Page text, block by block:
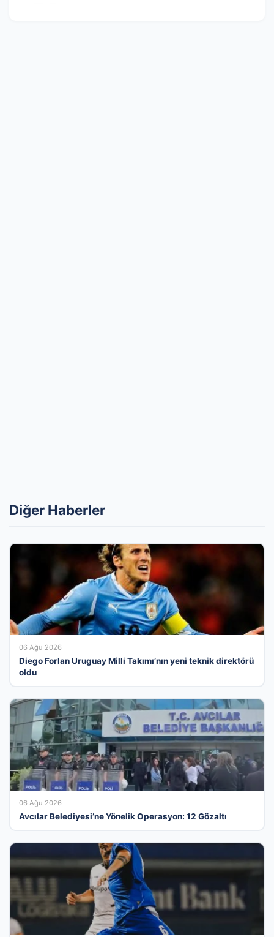
Diğer Haberler
06 Ağu 2026
Diego Forlan Uruguay Milli Takımı’nın yeni teknik direktörü
oldu
06 Ağu 2026
Avcılar Belediyesi’ne Yönelik Operasyon: 12 Gözaltı